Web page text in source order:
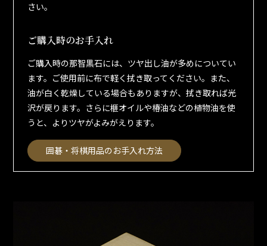
さい。
ご購入時のお手入れ
ご購入時の那智黒石には、ツヤ出し油が多めについてい
ます。ご使用前に布で軽く拭き取ってください。また、
油が白く乾燥している場合もありますが、拭き取れば光
沢が戻ります。さらに榧オイルや椿油などの植物油を使
うと、よりツヤがよみがえります。
囲碁・将棋用品のお手入れ方法